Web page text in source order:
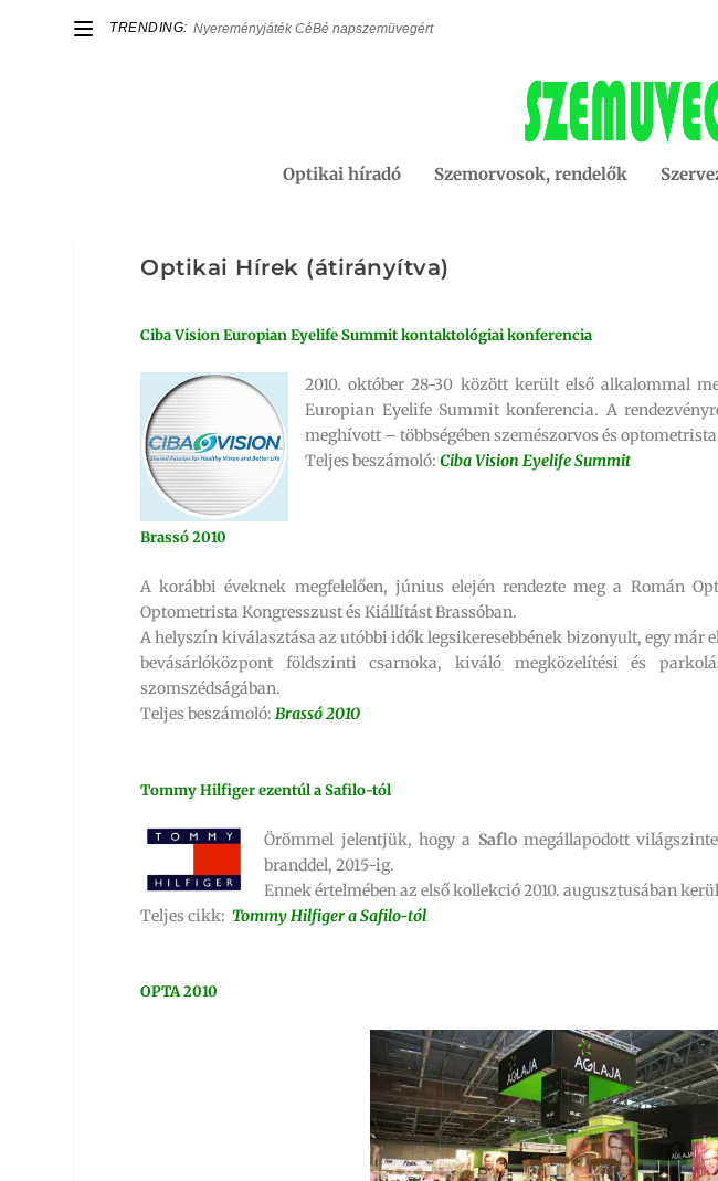
TRENDING: Nyereményjáték CéBé napszemüvegért
Optikai híradó Szemorvosok, rendelők
Optikai Hírek (átirányítva)
Ciba Vision Europian Eyelife Summit kontaktológiai konferencia
2010. október 28-30 között került első alkalommal
Europian Eyelife Summit konferencia. A
meghívott – többségében szemészorvos és
Teljes beszámoló:Ciba Vision Eyelife Summit
Brassó 2010
A korábbi éveknek megfelelően, június elején rendezte meg a Román
Optometrista Kongresszust és Kiállítást Brassóban.
A helyszín kiválasztása az utóbbi idők legsikeresebbének bizonyult, egy már
bevásárlóközpont földszinti csarnoka, kiváló megközelítési és
szomszédságában.
Teljes beszámoló:Brassó 2010
Tommy Hilfiger ezentúl a Safilo-tól
Örömmel jelentjük, hogy a Saflomegállapodott
branddel, 2015-ig.
Ennek értelmében az első kollekció 2010. augusztusában
Teljes cikk:Tommy Hilfiger a Safilo-tól
OPTA 2010